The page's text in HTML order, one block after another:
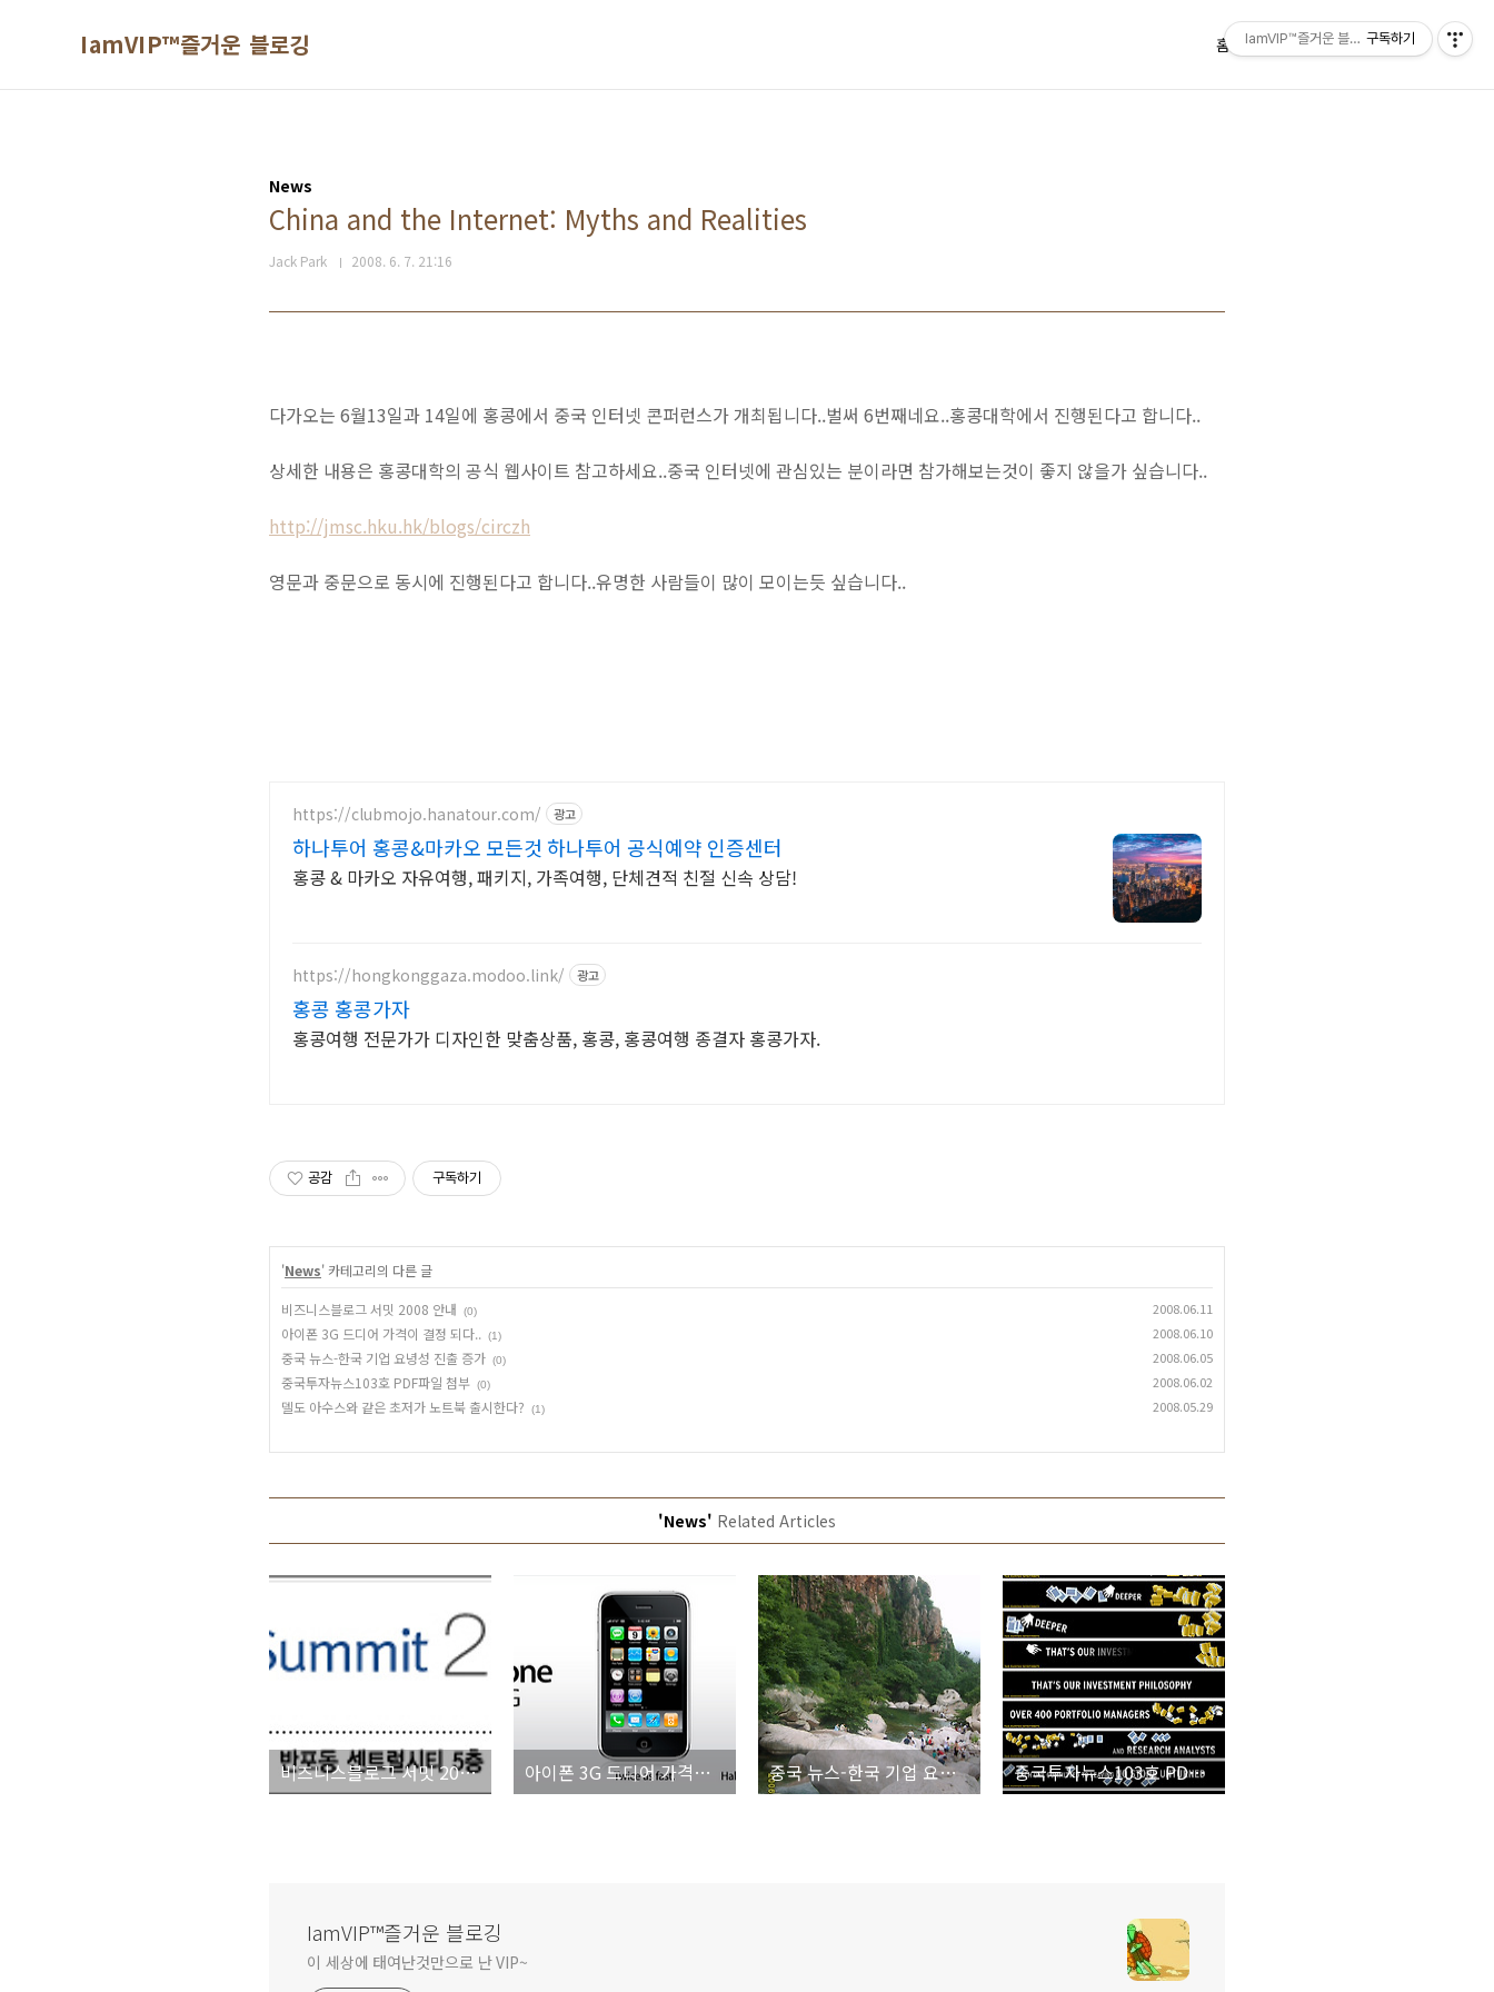
IamVIP™즐거운 블로깅 홈 태그 방명록
News
China and the Internet: Myths and Realities
Jack Park 2008. 6. 7. 21:16
다가오는 6월13일과 14일에 홍콩에서 중국 인터넷 콘퍼런스가 개최됩니다..벌써 6번째네요..홍콩대학에서 진행된다고 합니다..
상세한 내용은 홍콩대학의 공식 웹사이트 참고하세요..중국 인터넷에 관심있는 분이라면 참가해보는것이 좋지 않을가 싶습니다..
http://jmsc.hku.hk/blogs/circzh
영문과 중문으로 동시에 진행된다고 합니다..유명한 사람들이 많이 모이는듯 싶습니다..
https://clubmojo.hanatour.com/ 광고
하나투어 홍콩&마카오 모든것 하나투어 공식예약 인증센터
홍콩 & 마카오 자유여행, 패키지, 가족여행, 단체견적 친절 신속 상담!
https://hongkonggaza.modoo.link/ 광고
홍콩 홍콩가자
홍콩여행 전문가가 디자인한 맞춤상품, 홍콩, 홍콩여행 종결자 홍콩가자.
공감 구독하기
'News' 카테고리의 다른 글
비즈니스블로그 서밋 2008 안내 (0) 2008.06.11
아이폰 3G 드디어 가격이 결정 되다.. (1) 2008.06.10
중국 뉴스-한국 기업 요녕성 진출 증가 (0) 2008.06.05
중국투자뉴스103호 PDF파일 첨부 (0) 2008.06.02
델도 아수스와 같은 초저가 노트북 출시한다? (1) 2008.05.29
'News' Related Articles
비즈니스블로그 서밋 2008 안내 아이폰 3G 드디어 가격이 결정 되다.. 중국 뉴스-한국 기업 요녕성 진출 증가 중국투자뉴스103호 PDF파일 첨부
IamVIP™즐거운 블로깅
이 세상에 태여난것만으로 난 VIP~
IamVIP™즐거운 블로깅구독하기